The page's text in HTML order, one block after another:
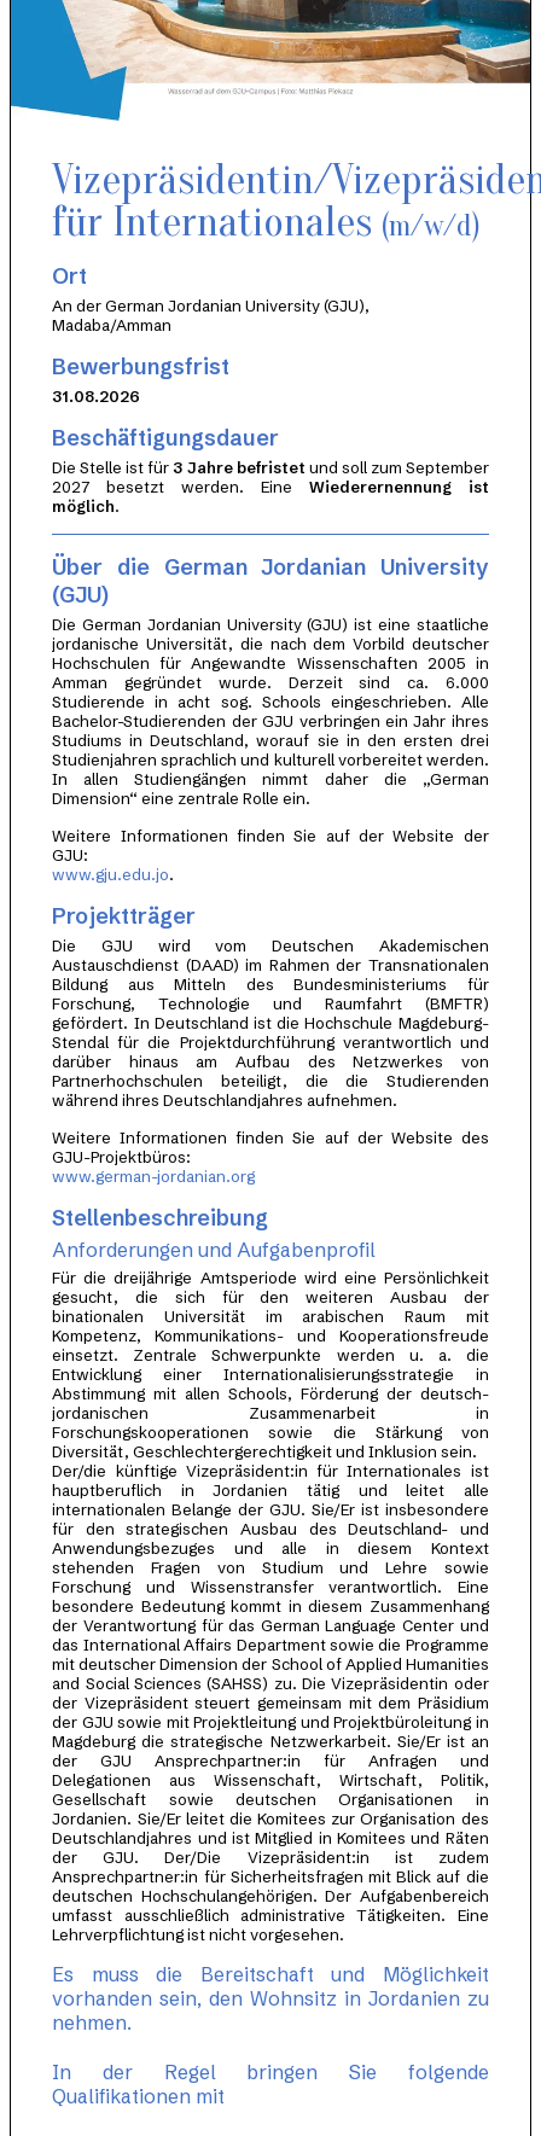
Vizepräsidentin/
für Internationales (m/w/d)
Ort
An der German Jordanian University (GJU),
Madaba/Amman
Bewerbungsfrist
31.08.2026
Beschäftigungsdauer
Die Stelle ist für3 Jahre befristet und soll zum September
2027 besetzt werden. Eine Wiederernennung ist
möglich.
Über die German Jordanian University
(GJU)
Die German Jordanian University (GJU) ist eine staatliche
jordanische Universität, die nach dem Vorbild deutscher
Hochschulen für Angewandte Wissenschaften 2005 in
Amman gegründet wurde. Derzeit sind ca. 6.000
Studierende in acht sog. Schools eingeschrieben. Alle
Bachelor-Studierenden der GJU verbringen ein Jahr ihres
Studiums in Deutschland, worauf sie in den ersten drei
Studienjahren sprachlich und kulturell vorbereitet werden.
In allen Studiengängen nimmt daher die „German
Dimension“ eine zentrale Rolle ein.
Weitere Informationen finden Sie auf der Website der
GJU:
www.gju.edu.jo.
Projektträger
Die GJU wird vom Deutschen Akademischen
Austauschdienst (DAAD) im Rahmen der Transnationalen
Bildung aus Mitteln des Bundesministeriums für
Forschung, Technologie und Raumfahrt (BMFTR)
gefördert. In Deutschland ist die Hochschule Magdeburg-
Stendal für die Projektdurchführung verantwortlich und
darüber hinaus am Aufbau des Netzwerkes von
Partnerhochschulen beteiligt, die die Studierenden
während ihres Deutschlandjahres aufnehmen.
Weitere Informationen finden Sie auf der Website des
GJU-Projektbüros:
www.german-jordanian.org
Stellenbeschreibung
Anforderungen und Aufgabenprofil
Für die dreijährige Amtsperiode wird eine Persönlichkeit
gesucht, die sich für den weiteren Ausbau der
binationalen Universität im arabischen Raum mit
Kompetenz, Kommunikations- und Kooperationsfreude
einsetzt. Zentrale Schwerpunkte werden u. a. die
Entwicklung einer Internationalisierungsstrategie in
Abstimmung mit allen Schools, Förderung der deutsch-
jordanischen Zusammenarbeit in
Forschungskooperationen sowie die Stärkung von
Diversität, Geschlechtergerechtigkeit und Inklusion sein.
Der/die künftige Vizepräsident:in für Internationales ist
hauptberuflich in Jordanien tätig und leitet alle
internationalen Belange der GJU. Sie/Er ist insbesondere
für den strategischen Ausbau des Deutschland- und
Anwendungsbezuges und alle in diesem Kontext
stehenden Fragen von Studium und Lehre sowie
Forschung und Wissenstransfer verantwortlich. Eine
besondere Bedeutung kommt in diesem Zusammenhang
der Verantwortung für das German Language Center und
das International Affairs Department sowie die Programme
mit deutscher Dimension der School of Applied Humanities
and Social Sciences (SAHSS) zu. Die Vizepräsidentin oder
der Vizepräsident steuert gemeinsam mit dem Präsidium
der GJU sowie mit Projektleitung und Projektbüroleitung in
Magdeburg die strategische Netzwerkarbeit. Sie/Er ist an
der GJU Ansprechpartner:in für Anfragen und
Delegationen aus Wissenschaft, Wirtschaft, Politik,
Gesellschaft sowie deutschen Organisationen in
Jordanien. Sie/Er leitet die Komitees zur Organisation des
Deutschlandjahres und ist Mitglied in Komitees und Räten
der GJU. Der/Die Vizepräsident:in ist zudem
Ansprechpartner:in für Sicherheitsfragen mit Blick auf die
deutschen Hochschulangehörigen. Der Aufgabenbereich
umfasst ausschließlich administrative Tätigkeiten. Eine
Lehrverpflichtung ist nicht vorgesehen.
Es muss die Bereitschaft und Möglichkeit
vorhanden sein, den Wohnsitz in Jordanien zu
nehmen.
In der Regel bringen Sie folgende
Qualifikationen mit